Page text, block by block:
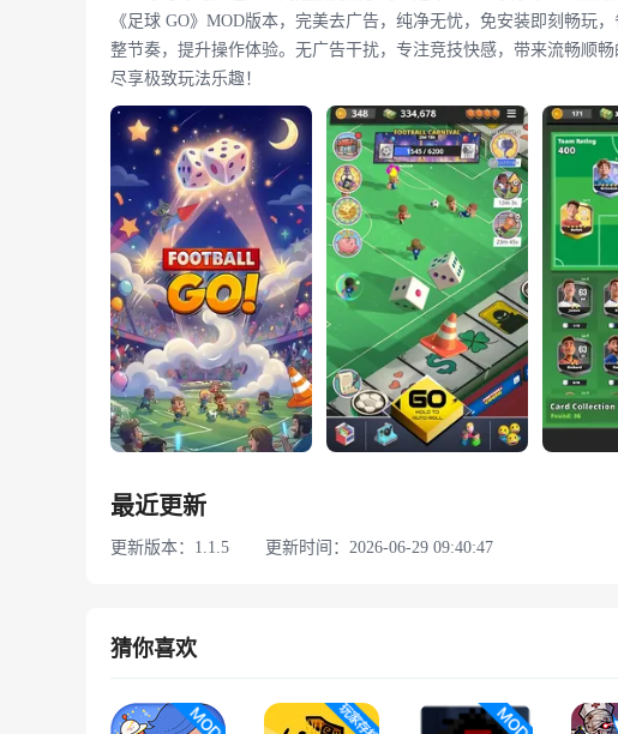
《足球 GO》MOD版本，完美去广告，纯净无忧，免安装即刻畅玩
整节奏，提升操作体验。无广告干扰，专注竞技快感，带来流畅顺
尽享极致玩法乐趣！
最近更新
更新版本：1.1.5 更新时间：2026-06-29 09:40:47
猜你喜欢